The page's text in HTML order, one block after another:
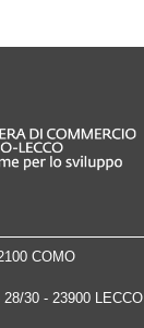
COMO
28/30 - 23900 LECCO